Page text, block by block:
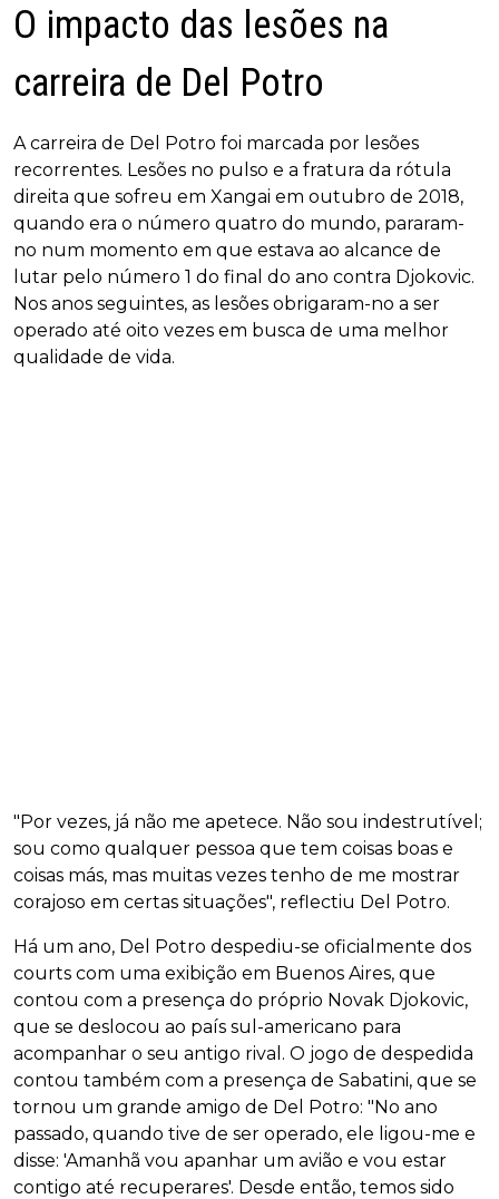
O impacto das lesões na
carreira de Del Potro
A carreira de Del Potro foi marcada por lesões
recorrentes. Lesões no pulso e a fratura da rótula
direita que sofreu em Xangai em outubro de 2018,
quando era o número quatro do mundo, pararam-
no num momento em que estava ao alcance de
lutar pelo número 1 do final do ano contra Djokovic.
Nos anos seguintes, as lesões obrigaram-no a ser
operado até oito vezes em busca de uma melhor
qualidade de vida.
"Por vezes, já não me apetece. Não sou indestrutível;
sou como qualquer pessoa que tem coisas boas e
coisas más, mas muitas vezes tenho de me mostrar
corajoso em certas situações", reflectiu Del Potro.
Há um ano, Del Potro despediu-se oficialmente dos
courts com uma exibição em Buenos Aires, que
contou com a presença do próprio Novak Djokovic,
que se deslocou ao país sul-americano para
acompanhar o seu antigo rival. O jogo de despedida
contou também com a presença de Sabatini, que se
tornou um grande amigo de Del Potro: "No ano
passado, quando tive de ser operado, ele ligou-me e
disse: 'Amanhã vou apanhar um avião e vou estar
contigo até recuperares'. Desde então, temos sido